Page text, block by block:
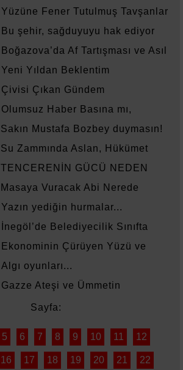
Yüzüne Fener Tutulmuş Tavşanlar
Bu şehir, sağduyuyu hak ediyor
Boğazova’da Af Tartışması ve Asıl
Yeni Yıldan Beklentim
Çivisi Çıkan Gündem
Olumsuz Haber Basına mı,
Sakın Mustafa Bozbey duymasın!
Su Zammında Aslan, Hükümet
TENCERENİN GÜCÜ NEDEN
Masaya Vuracak Abi Nerede
Yazın yediğin hurmalar...
İnegöl’de Belediyecilik Sınıfta
Ekonominin Çürüyen Yüzü ve
Algı oyunları...
Gazze Ateşi ve Ümmetin
Sayfa:
5 6 7 8 9 10 11 12
16 17 18 19 20 21 22